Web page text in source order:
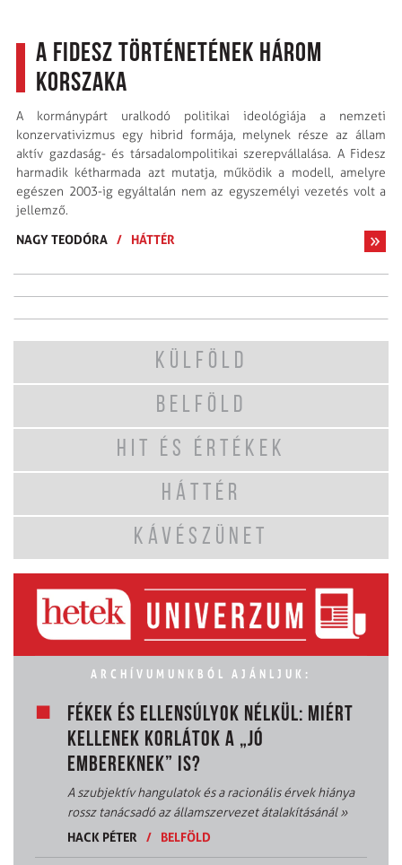
A Fidesz történetének három
korszaka
A kormánypárt uralkodó politikai ideológiája a nemzeti
konzervativizmus egy hibrid formája, melynek része az állam
aktív gazdaság- és társadalompolitikai szerepvállalása. A Fidesz
harmadik kétharmada azt mutatja, működik a modell, amelyre
egészen 2003-ig egyáltalán nem az egyszemélyi vezetés volt a
jellemző.
NAGY TEODÓRA / HÁTTÉR
KÜLFÖLD
BELFÖLD
HIT ÉS ÉRTÉKEK
HÁTTÉR
KÁVÉSZÜNET
ARCHÍVUMUNKBÓL AJÁNLJUK:
FÉKEK ÉS ELLENSÚLYOK NÉLKÜL: MIÉRT
KELLENEK KORLÁTOK A „JÓ
EMBEREKNEK” IS?
A szubjektív hangulatok és a racionális érvek hiánya
rossz tanácsadó az államszervezet átalakításánál»
HACK PÉTER
/ BELFÖLD